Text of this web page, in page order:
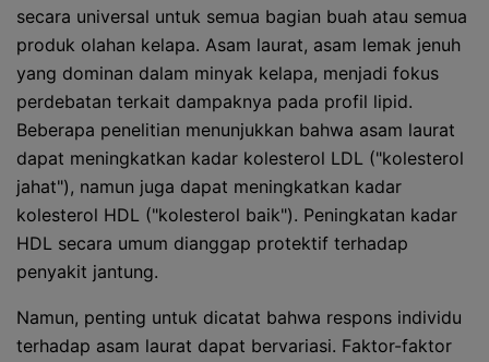
secara universal untuk semua bagian buah atau semua
produk olahan kelapa. Asam laurat, asam lemak jenuh
yang dominan dalam minyak kelapa, menjadi fokus
perdebatan terkait dampaknya pada profil lipid.
Beberapa penelitian menunjukkan bahwa asam laurat
dapat meningkatkan kadar kolesterol LDL ("kolesterol
jahat"), namun juga dapat meningkatkan kadar
kolesterol HDL ("kolesterol baik"). Peningkatan kadar
HDL secara umum dianggap protektif terhadap
penyakit jantung.
Namun, penting untuk dicatat bahwa respons individu
terhadap asam laurat dapat bervariasi. Faktor-faktor